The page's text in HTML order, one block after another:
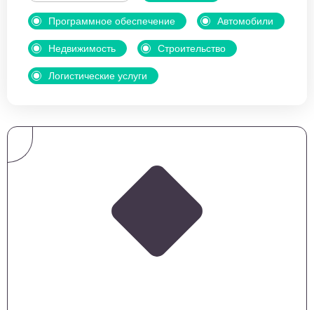
Программное обеспечение Автомобили
Недвижимость Строительство
Логистические услуги